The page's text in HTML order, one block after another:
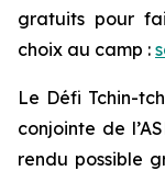
gratuits pour
choix au camp :
Le Défi Tchin-
conjointe de
rendu possible